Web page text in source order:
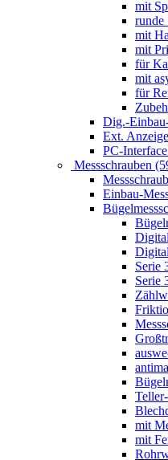
mit
runde
mit
mit
für
mit
für
Dig.-
Ext.
PC-
Messschrauben
Einbau-
Serie
Serie
mit
mit